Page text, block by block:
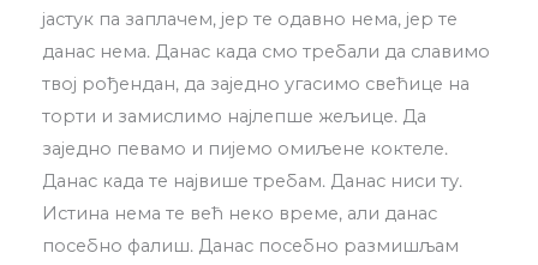
јастук па заплачем, јер те одавно нема, јер те
данас нема. Данас када смо требали да славимо
твој рођендан, да заједно угасимо свећице на
торти и замислимо најлепше жељице. Да
заједно певамо и пијемо омиљене коктеле.
Данас када те највише требам. Данас ниси ту.
Истина нема те већ неко време, али данас
посебно фалиш. Данас посебно размишљам